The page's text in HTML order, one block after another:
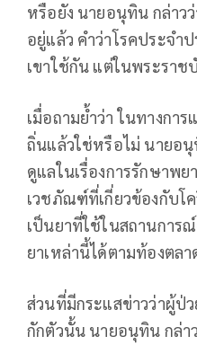
หรือยัง นายอนุทิน กล่าว
อยู่แล้ว คำว่าโรคประจ
เขาใช้กัน แต่ในพระรา
เมื่อถามย้ำว่า ในทางกา
ถิ่นแล้วใช่หรือไม่ นายอนุ
ดูแลในเรื่องการรักษาพ
เวชภัณฑ์ที่เกี่ยวข้องกับโ
เป็นยาที่ใช้ในสถานการ
ยาเหล่านี้ได้ตามท้องตล
ส่วนที่มีกระแสข่าวว่าผู้ป่
กักตัวนั้น นายอนุทิน กล่า